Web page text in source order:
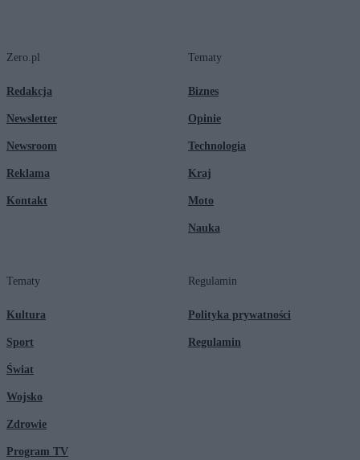
Zero.pl
Redakcja
Newsletter
Newsroom
Reklama
Kontakt
Tematy
Biznes
Opinie
Technologia
Kraj
Moto
Nauka
Tematy
Kultura
Sport
Świat
Wojsko
Zdrowie
Program TV
Regulamin
Polityka prywatności
Regulamin